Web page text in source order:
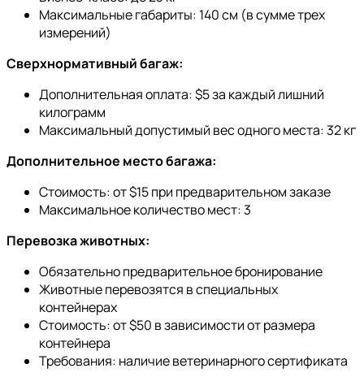
Максимальные габариты: 140 см (в сумме трех
измерений)
Сверхнормативный багаж:
Дополнительная оплата: $5 за каждый лишний
килограмм
Максимальный допустимый вес одного места: 32 кг
Дополнительное место багажа:
Стоимость: от $15 при предварительном заказе
Максимальное количество мест: 3
Перевозка животных:
Обязательно предварительное бронирование
Животные перевозятся в специальных
контейнерах
Стоимость: от $50 в зависимости от размера
контейнера
Требования: наличие ветеринарного сертификата